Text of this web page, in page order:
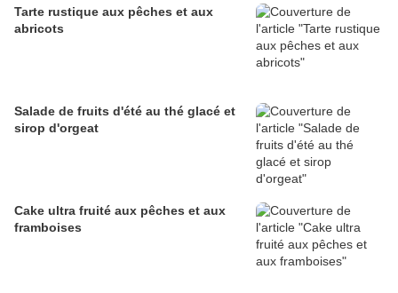
Tarte rustique aux pêches et aux
abricots
Salade de fruits d'été au thé glacé et
sirop d'orgeat
Cake ultra fruité aux pêches et aux
framboises